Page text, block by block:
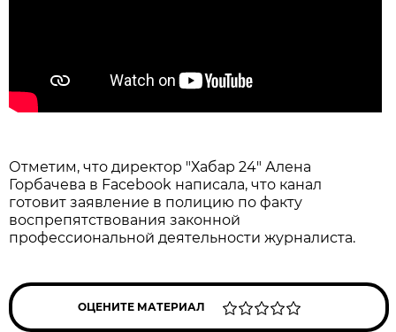
Отметим, что директор "Хабар 24" Алена
Горбачева в Facebook написала, что канал
готовит заявление в полицию по факту
воспрепятствования законной
профессиональной деятельности журналиста.
ОЦЕНИТЕ МАТЕРИАЛ